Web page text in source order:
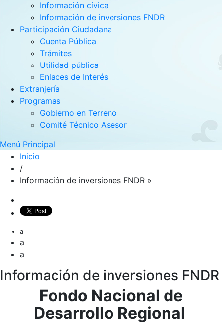
Información cívica
Información de inversiones FNDR
Participación Ciudadana
Cuenta Pública
Trámites
Utilidad pública
Enlaces de Interés
Extranjería
Programas
Gobierno en Terreno
Comité Técnico Asesor
Menú Principal
Inicio
/
Información de inversiones FNDR »
a
a
a
Información de inversiones FNDR
Fondo Nacional de
Desarrollo Regional